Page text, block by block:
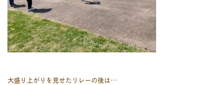
大盛り上がりを見せたリレーの後は…